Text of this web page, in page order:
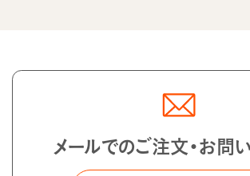
メールでのご注文・お問